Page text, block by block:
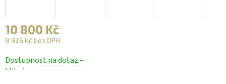
10 800 Kč
8 926 Kč bez DPH
cena:
Dostupnost na dotaz –
klikni